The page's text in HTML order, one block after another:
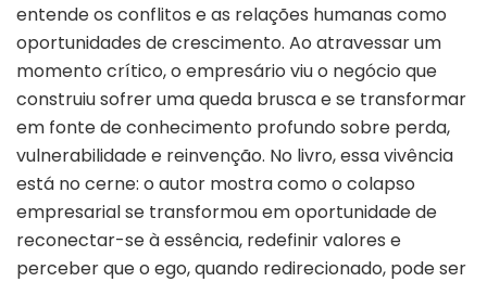
entende os conflitos e as relações humanas como
oportunidades de crescimento. Ao atravessar um
momento crítico, o empresário viu o negócio que
construiu sofrer uma queda brusca e se transformar
em fonte de conhecimento profundo sobre perda,
vulnerabilidade e reinvenção. No livro, essa vivência
está no cerne: o autor mostra como o colapso
empresarial se transformou em oportunidade de
reconectar-se à essência, redefinir valores e
perceber que o ego, quando redirecionado, pode ser